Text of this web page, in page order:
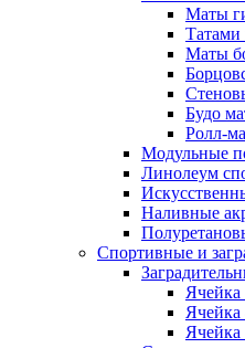
Маты
Маты
Будо
Ролл-
Модульные
Линолеум
Наливные
Спортивные и